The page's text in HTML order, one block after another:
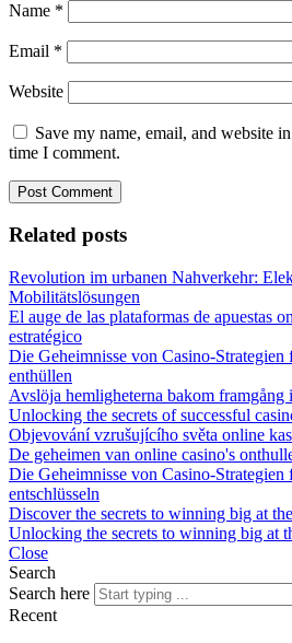
Name *
Email *
Website
Save my name, email, and website
time I comment.
Related posts
Revolution im urbanen Nahverkehr:
Mobilitätslösungen
El auge de las plataformas de apuestas
estratégico
Die Geheimnisse von Casino-
enthüllen
Avslöja hemligheterna bakom framgång
Unlocking the secrets of successful
Objevování vzrušujícího světa online
De geheimen van online casino's
Die Geheimnisse von Casino-
entschlüsseln
Discover the secrets to winning big at
Unlocking the secrets to winning big at
Close
Search
Search here
Recent